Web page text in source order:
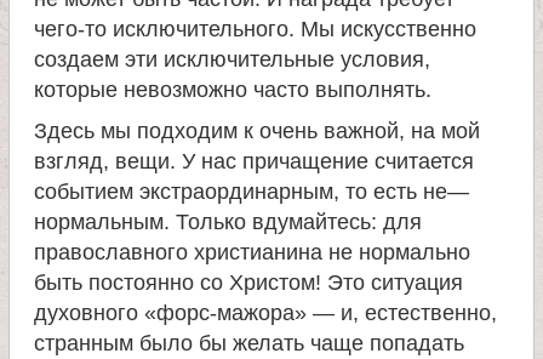
чего-то исключительного. Мы искусственно
создаем эти исключительные условия,
которые невозможно часто выполнять.
Здесь мы подходим к очень важной, на мой
взгляд, вещи. У нас причащение считается
событием экстраординарным, то есть не—
нормальным. Только вдумайтесь: для
православного христианина не нормально
быть постоянно со Христом! Это ситуация
духовного «форс-мажора» — и, естественно,
странным было бы желать чаще попадать